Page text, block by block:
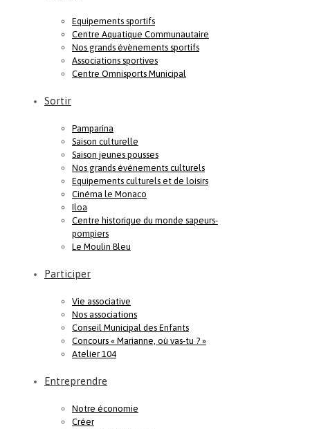
Equipements sportifs
Centre Aquatique Communautaire
Nos grands évènements sportifs
Associations sportives
Centre Omnisports Municipal
Sortir
Pamparina
Saison culturelle
Saison jeunes pousses
Nos grands événements culturels
Equipements culturels et de loisirs
Cinéma le Monaco
Iloa
Centre historique du monde sapeurs-
pompiers
Le Moulin Bleu
Participer
Vie associative
Nos associations
Conseil Municipal des Enfants
Concours « Marianne, où vas-tu ? »
Atelier 104
Entreprendre
Notre économie
Créer